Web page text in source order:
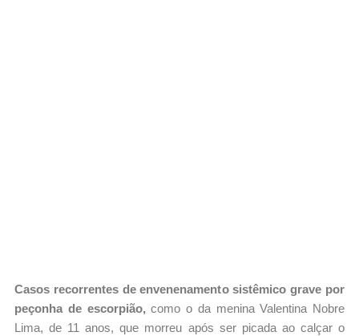
Casos recorrentes de envenenamento sistêmico grave por
peçonha de escorpião,como o da menina Valentina Nobre
Lima, de 11 anos, que morreu após ser picada ao calçar o